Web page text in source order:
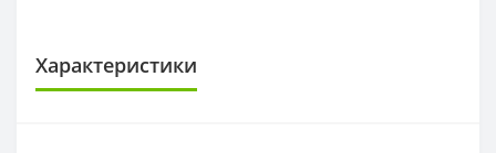
Характеристики